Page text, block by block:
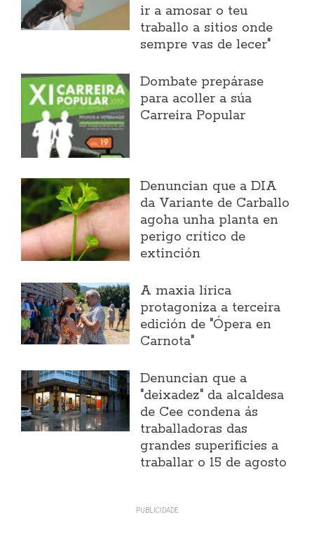
ir a amosar o teu
traballo a sitios onde
sempre vas de lecer"
Dombate prepárase
para acoller a súa
Carreira Popular
Denuncian que a DIA
da Variante de Carballo
agoha unha planta en
perigo crítico de
extinción
A maxia lírica
protagoniza a terceira
edición de "Ópera en
Carnota"
Denuncian que a
"deixadez" da alcaldesa
de Cee condena ás
traballadoras das
grandes superificies a
traballar o 15 de agosto